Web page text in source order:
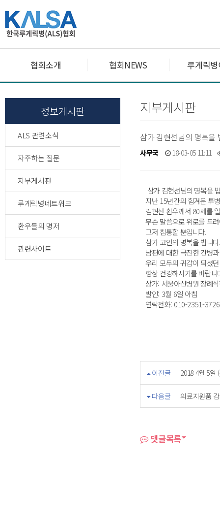
협회소개 협회NEWS 루게릭
정보게시판
ALS 관련소식
자주하는 질문
지부게시판
루게릭병네트워크
환우들의 명저
관련사이트
지부게시판
삼가 김현선님의 명복을
사무국 18-03-05 11:11
삼가 김현선님의 명복을
지난 15년간의 힘겨운 투
김현선 환우께서 80세를
무슨 말씀으로 위로를 드
그저 침통할 뿐입니다.
삼가 고인의 명복을 빕니
남편에 대한 극진한 간병
우리 모두의 귀감이 되셨
항상 건강하시기를 바랍니
상가: 서울아산병원 장례
발인: 3월 6일 아침
연락전화: 010-2351-3726
이전글 2018 4월 5일
다음글 의료지원품
댓글목록